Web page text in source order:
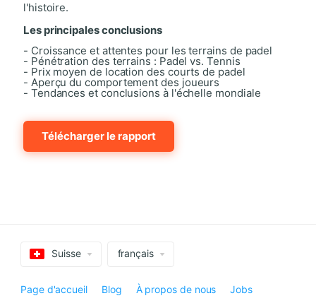
l'histoire.
Les principales conclusions
- Croissance et attentes pour les terrains de padel
- Pénétration des terrains : Padel vs. Tennis
- Prix moyen de location des courts de padel
- Aperçu du comportement des joueurs
- Tendances et conclusions à l'échelle mondiale
Télécharger le rapport
Page d'accueil Blog À propos de nous Jobs
Suisse français